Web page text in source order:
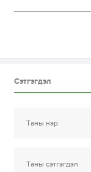
Сэтгэгдэл